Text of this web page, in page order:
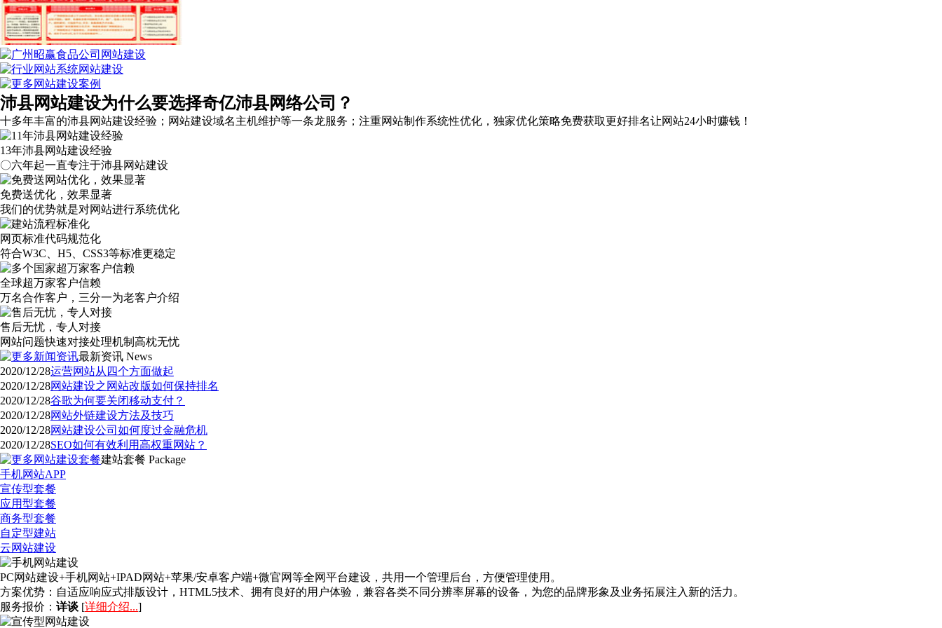
沛县网站建设为什么要选择奇亿沛县网络公司？
十多年丰富的沛县网站建设经验；网站建设域名主机维护等一条龙服务 ；注重网站制作系统性优化， 独家优化策略免费获取更好排名让网站24小时赚钱！
13年沛县网站建设经验
〇六年起一直专注于沛县网站建设
免费送优化，效果显著
我们的优势就是对网站进行系统优化
网页标准代码规范化
符合W3C、H5、CSS3等标准更稳定
全球超万家客户信赖
万名合作客户，三分一为老客户介绍
售后无忧，专人对接
网站问题快速对接处理机制高枕无忧
最新资讯 News
2020/12/28运营网站从四个方面做起
2020/12/28网站建设之网站改版如何保持排名
2020/12/28谷歌为何要关闭移动支付？
2020/12/28网站外链建设方法及技巧
2020/12/28网站建设公司如何度过金融危机
2020/12/28SEO如何有效利用高权重网站？
建站套餐 Package
手机网站APP
宣传型套餐
应用型套餐
商务型套餐
自定型建站
云网站建设
PC网站建设+手机网站+IPAD网站+苹果/安卓客户端+微官网等全网平台建设，共用一个管理后台，方便管理使用。
方案优势： 自适应响应式排版设计，HTML5技术、拥有良好的用户体验，兼容各类不同分辨率屏幕的设备，为您的品牌形象及业务拓展注入新的活力。
服务报价： 详谈 [详细介绍...]